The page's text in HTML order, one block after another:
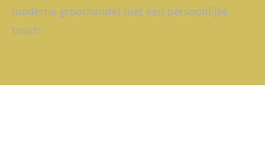
moderne groothandel met een persoonlijke
touch.